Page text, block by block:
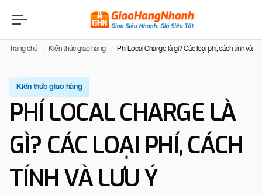
Trang chủ Kiến thức giao hàng Phí Local Charge là gì? Các loại phí, cách tính và
Kiến thức giao hàng
PHÍ LOCAL CHARGE LÀ
GÌ? CÁC LOẠI PHÍ, CÁCH
TÍNH VÀ LƯU Ý